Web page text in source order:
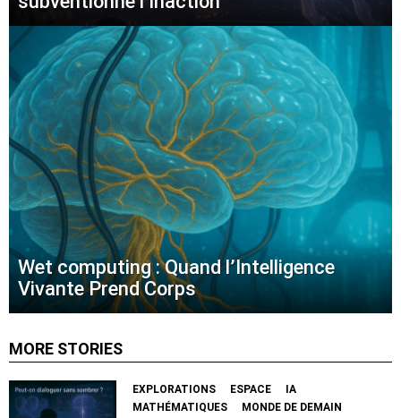
Wet computing : Quand l’Intelligence
Vivante Prend Corps
MORE STORIES
EXPLORATIONS ESPACE
IA
MATHÉMATIQUES
MONDE DE DEMAIN